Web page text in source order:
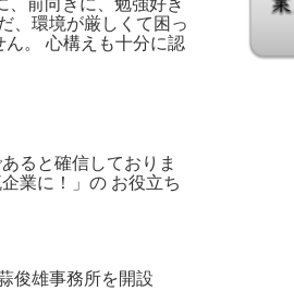
、前向きに、勉強好き
、環境が厳しくて困っ
。 心構えも十分に認
ると確信しておりま
業に！」の お役立ち
俊雄事務所を開設